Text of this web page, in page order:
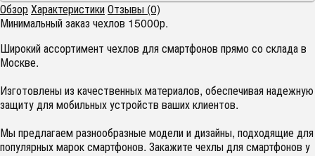
ОбзорХарактеристикиОтзывы (0)
Минимальный заказ чехлов 15000р.
Широкий ассортимент чехлов для смартфонов прямо со склада в
Москве.
Изготовлены из качественных материалов, обеспечивая надежную
защиту для мобильных устройств ваших клиентов.
Мы предлагаем разнообразные модели и дизайны, подходящие для
популярных марок смартфонов. Закажите чехлы для смартфонов у